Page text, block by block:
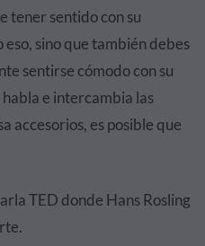
tener sentido con su
sino que también debes
sentirse cómodo con su
e intercambia las
accesorios, es posible que
TED donde Hans Rosling